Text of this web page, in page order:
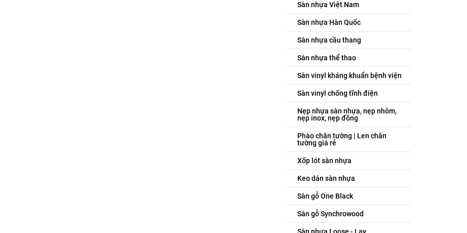
Sàn nhựa Việt Nam
Sàn nhựa Hàn Quốc
Sàn nhựa cầu thang
Sàn nhựa thể thao
Sàn vinyl kháng khuẩn bệnh viện
Sàn vinyl chống tĩnh điện
Nẹp nhựa sàn nhựa, nẹp nhôm,
nẹp inox, nẹp đồng
Phào chân tường | Len chân
tường giá rẻ
Xốp lót sàn nhựa
Keo dán sàn nhựa
Sàn gỗ One Black
Sàn gỗ Synchrowood